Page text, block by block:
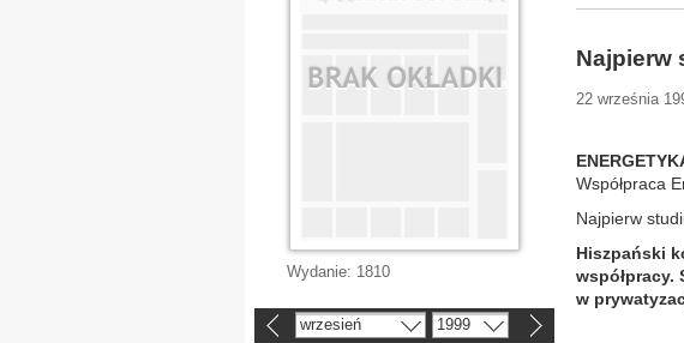
Najpierw
22 września
Współpraca
Najpierw
Hiszpański
współpracy.
w
Wydanie: 1810
wrzesień 1999